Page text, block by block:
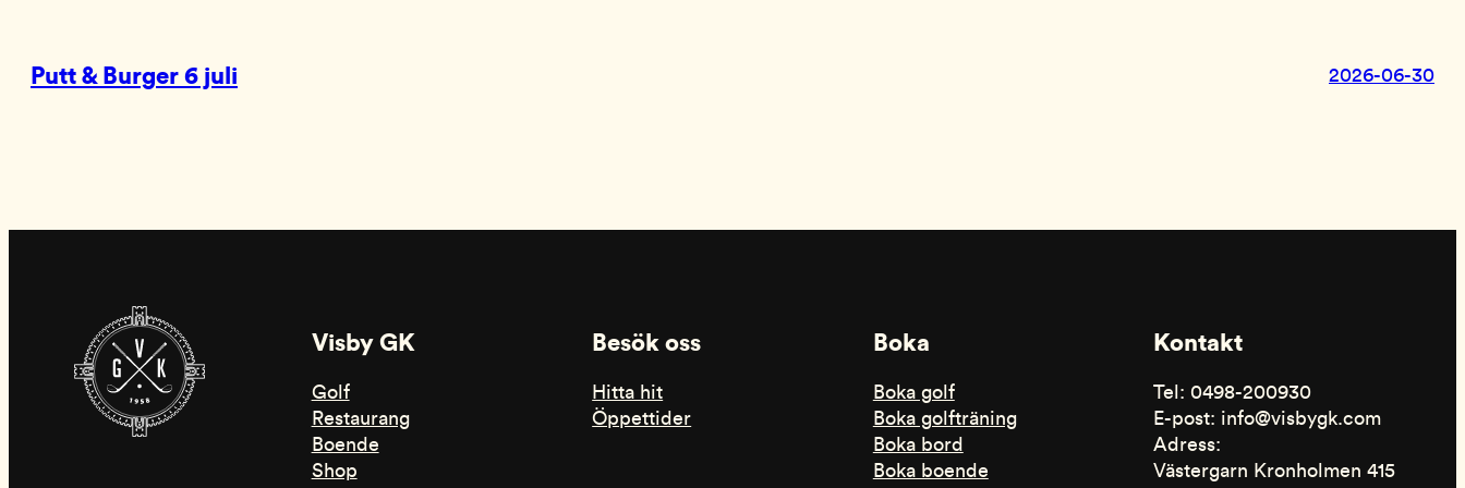
Putt & Burger 6 juli 2026-06-30
Visby GK
Golf
Restaurang
Boende
Shop
Besök oss
Hitta hit
Öppettider
Boka
Boka golf
Boka golfträning
Boka bord
Boka boende
Kontakt
Tel: 0498-200930
E-post: info@visbygk.com
Adress:
Västergarn Kronholmen 415